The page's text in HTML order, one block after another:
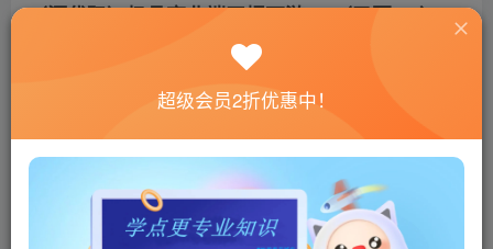
（源代码）极品商业端田螺西游5.0（已更5.1）
联网教程： 内附教程
单机教程： 内附教程
不懂的话联系客服！！！
介绍看田螺西游4.0的介绍 →点我直达
超级会员2折优惠中！